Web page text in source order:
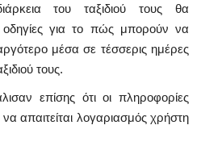
του ταξιδιού τους θα
οδηγίες για το πώς μπορούν να
μέσα σε τέσσερις ημέρες
τους.
επίσης ότι οι πληροφορίες
απαιτείται λογαριασμός χρήστη